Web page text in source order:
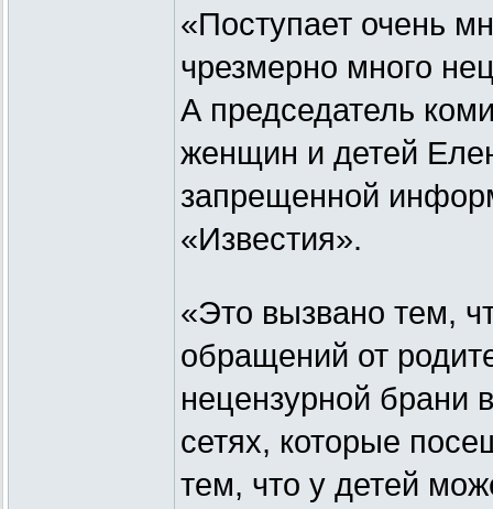
«Поступает очень
чрезмерно много
А председатель
женщин и детей
запрещенной
«Известия».
«Это вызвано тем,
обращений от
нецензурной брани
сетях, которые
тем, что у детей